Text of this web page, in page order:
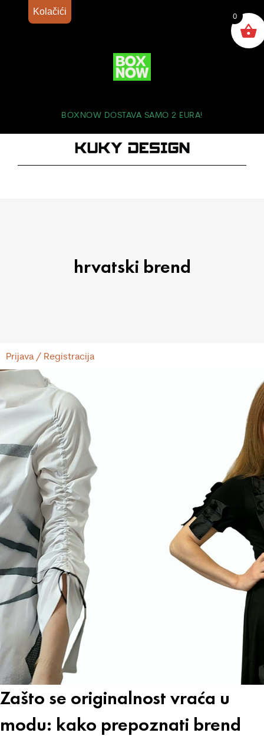
BOXNOW DOSTAVA SAMO 2 EURA!
hrvatski brend
Prijava / Registracija
Zašto se originalnost vraća u
modu: kako prepoznati brend
0
Kolačići